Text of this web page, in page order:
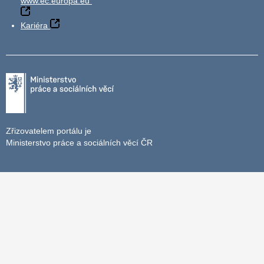
Kariéra
Zřizovatelem portálu je
Ministerstvo práce a sociálních věcí ČR